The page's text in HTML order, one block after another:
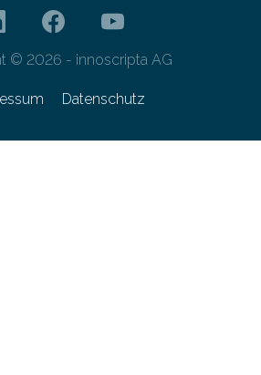
© 2026 - innoscripta AG
Datenschutz